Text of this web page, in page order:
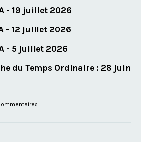
- 19 juillet 2026
- 12 juillet 2026
- 5 juillet 2026
du Temps Ordinaire : 28 juin